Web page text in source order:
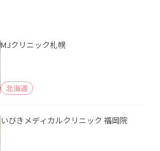
MJクリニック札幌
北海道
いびきメディカルクリニック 福岡院